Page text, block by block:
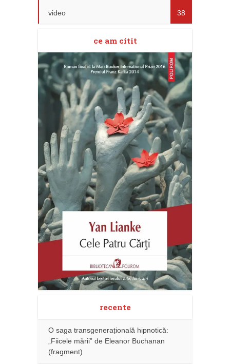
video 38
ce am citit
recente
O saga transgenerațională hipnotică:
„Fiicele mării” de Eleanor Buchanan
(fragment)